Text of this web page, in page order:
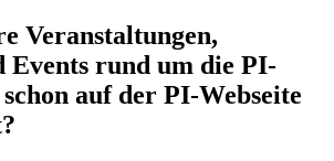
Veranstaltungen,
Events rund um die PI-
auf der PI-Webseite